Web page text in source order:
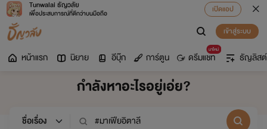
Tunwalai ธัญวลัย
เพื่อประสบการณ์ที่ดีกว่าบนมือถือ
เปิดแอป
เข้าสู่ระบบ
หน้าแรก นิยาย อีบุ๊ก การ์ตูน
มาใหม่
ดรีมแชท ธัญลิสต์
กำลังหาอะไรอยู่เอ่ย?